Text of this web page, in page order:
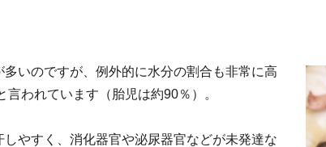
いのですが、例外的に水分の割合も非常に高
われています（胎児は約90％）。
やすく、消化器官や泌尿器官などが未発達な